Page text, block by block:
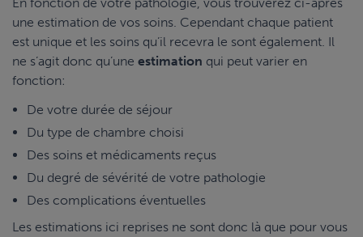
une estimation de vos soins. Cependant chaque patient
est unique et les soins qu’il recevra le sont également. Il
ne s’agit donc qu’une estimation qui peut varier en
fonction:
De votre durée de séjour
Du type de chambre choisi
Des soins et médicaments reçus
Du degré de sévérité de votre pathologie
Des complications éventuelles
Les estimations ici reprises ne sont donc là que pour vous